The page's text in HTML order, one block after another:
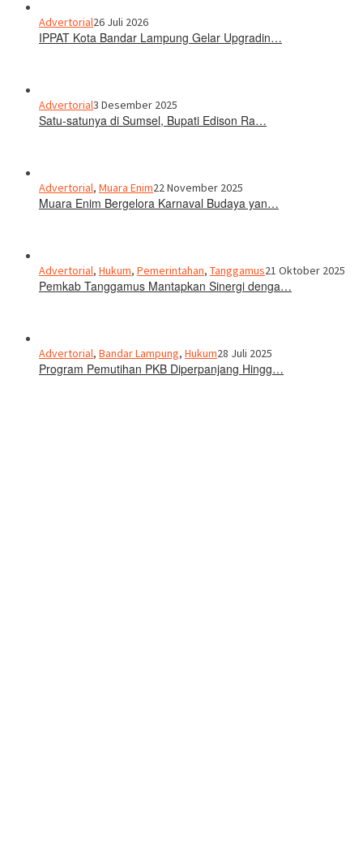
Advertorial26 Juli 2026
IPPAT Kota Bandar Lampung Gelar Upgradin…
Advertorial3 Desember 2025
Satu-satunya di Sumsel, Bupati Edison Ra…
Advertorial, Muara Enim22 November 2025
Muara Enim Bergelora Karnaval Budaya yan…
Advertorial, Hukum, Pemerintahan, Tanggamus21 Oktober 2025
Pemkab Tanggamus Mantapkan Sinergi denga…
Advertorial, Bandar Lampung, Hukum28 Juli 2025
Program Pemutihan PKB Diperpanjang Hingg…